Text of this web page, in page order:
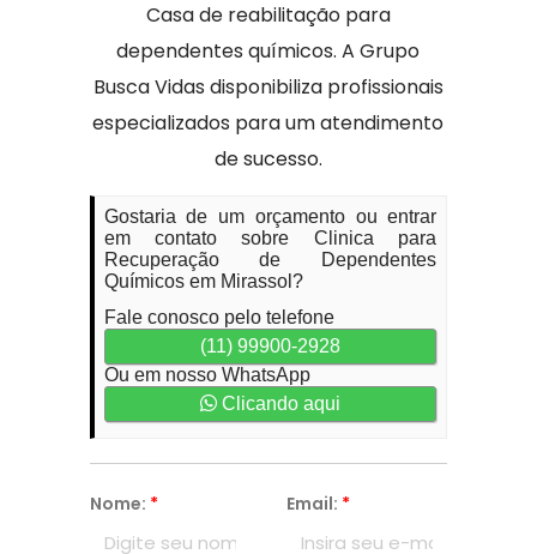
Casa de reabilitação para
dependentes químicos. A Grupo
Busca Vidas disponibiliza profissionais
especializados para um atendimento
de sucesso.
Gostaria de um orçamento ou entrar
em contato sobre Clinica para
Recuperação de Dependentes
Químicos em Mirassol?
Fale conosco pelo telefone
(11) 99900-2928
Ou em nosso WhatsApp
Clicando aqui
Nome: * Email: *